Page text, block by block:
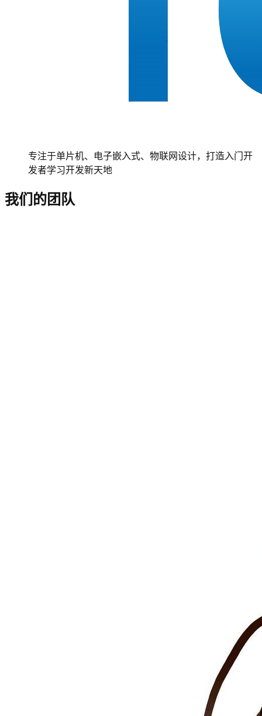
专注于单片机、电子嵌入式、物联网设计，打造入门开
发者学习开发新天地
我们的团队